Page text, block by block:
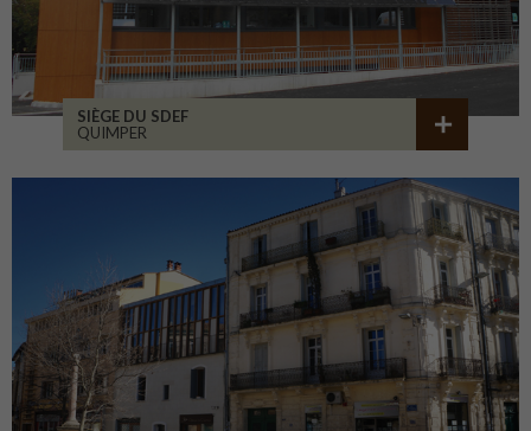
SIÈGE DU SDEF
QUIMPER